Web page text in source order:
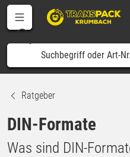
Ratgeber
DIN-Formate
Was sind DIN-